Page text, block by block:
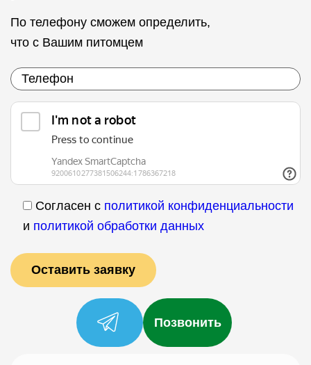
По телефону сможем определить,
что с Вашим питомцем
Согласен с политикой конфиденциальности
и политикой обработки данных
Позвонить